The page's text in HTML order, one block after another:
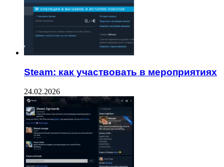
Steam: как участвовать в мероприятиях
24.02.2026